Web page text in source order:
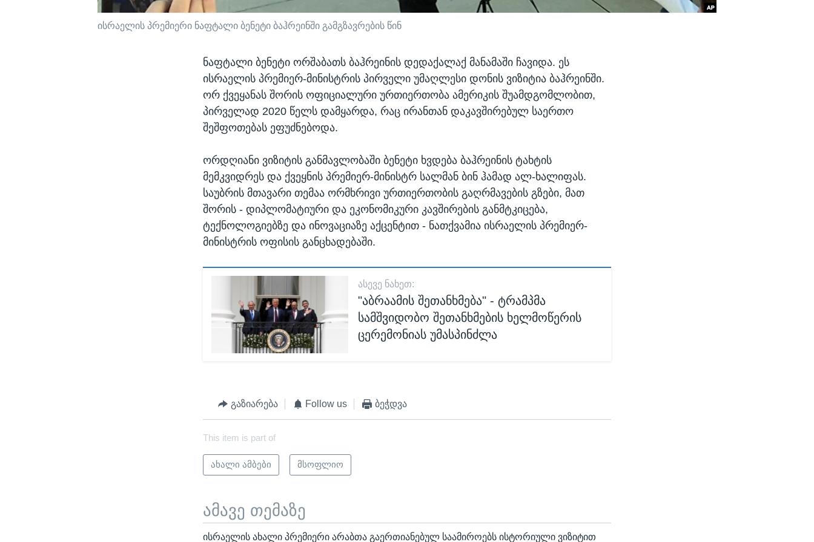
ისრაელის პრემიერი ნაფტალი ბენეტი ბაჰრეინში გამგზავრების წინ
ნაფტალი ბენეტი ორშაბათს ბაჰრეინის დედაქალაქ მანამაში ჩავიდა. ეს
ისრაელის პრემიერ-მინისტრის პირველი უმაღლესი დონის ვიზიტია ბაჰრეინში.
ორ ქვეყანას შორის ოფიციალური ურთიერთობა ამერიკის შუამდგომლობით,
პირველად 2020 წელს დამყარდა, რაც ირანთან დაკავშირებულ საერთო
შეშფოთებას ეფუძნებოდა.
ორდღიანი ვიზიტის განმავლობაში ბენეტი ხვდება ბაჰრეინის ტახტის
მემკვიდრეს და ქვეყნის პრემიერ-მინისტრ სალმან ბინ ჰამად ალ-ხალიფას.
საუბრის მთავარი თემაა ორმხრივი ურთიერთობის გაღრმავების გზები, მათ
შორის - დიპლომატიური და ეკონომიკური კავშირების განმტკიცება,
ტექნოლოგიებზე და ინოვაციაზე აქცენტით - ნათქვამია ისრაელის პრემიერ-
მინისტრის ოფისის განცხადებაში.
ᲐᲡᲔᲕᲔ ᲜᲐᲮᲔᲗ:
"აბრაამის შეთანხმება" - ტრამპმა
სამშვიდობო შეთანხმების ხელმოწერის
ცერემონიას უმასპინძლა
გაზიარება Follow us ბეჭდვა
This item is part of
ახალი ამბები მსოფლიო
ამავე თემაზე
ისრაელის ახალი პრემიერი არაბთა გაერთიანებულ საამიროებს ისტორიული ვიზიტით